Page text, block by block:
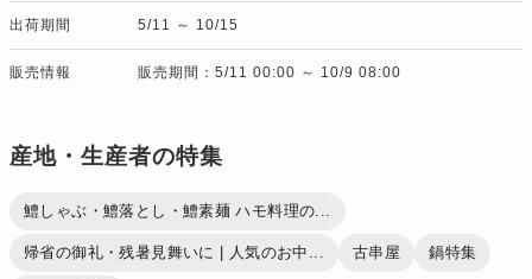
出荷期間 5/11 ～ 10/15
販売情報 販売期間：5/11 00:00 ～ 10/9 08:00
産地・生産者の特集
鱧しゃぶ・鱧落とし・鱧素麺 ハモ料理の...
帰省の御礼・残暑見舞いに | 人気のお中... 古串屋 鍋特集